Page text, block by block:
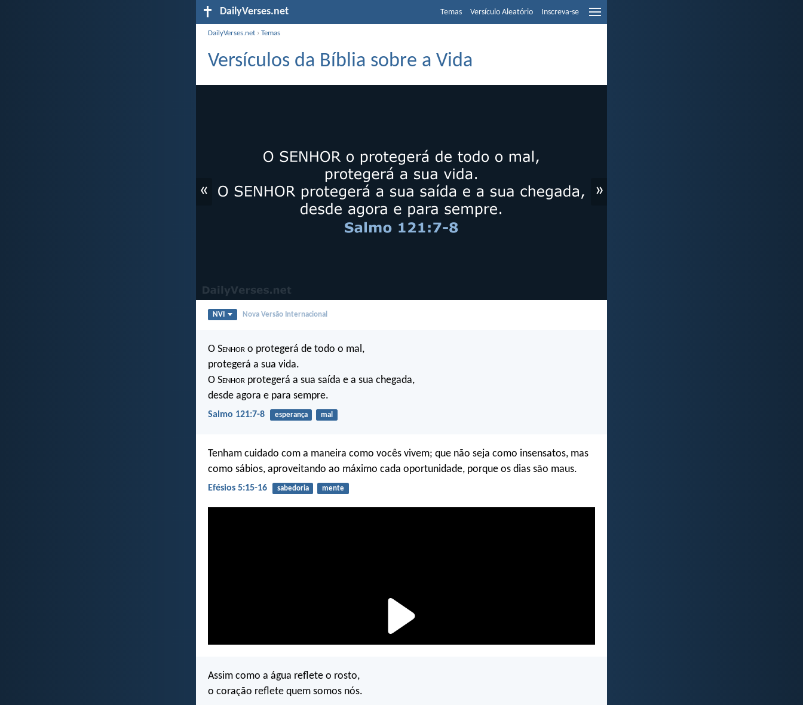
DailyVerses.net Temas Versículo Aleatório Inscreva-se
DailyVerses.net ›Temas
Versículos da Bíblia sobre a Vida
« »
NVI Nova Versão Internacional
O Senhor o protegerá de todo o mal,
protegerá a sua vida.
O Senhor protegerá a sua saída e a sua chegada,
desde agora e para sempre.
Salmo 121:7-8 esperança mal
Tenham cuidado com a maneira como vocês vivem; que não seja como insensatos, mas
como sábios, aproveitando ao máximo cada oportunidade, porque os dias são maus.
Efésios 5:15-16 sabedoria mente
Assim como a água reflete o rosto,
o coração reflete quem somos nós.